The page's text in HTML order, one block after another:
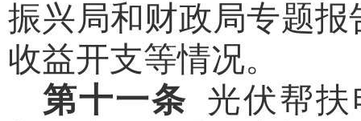
振兴局和财政局专题
收益开支等情况。
第十一条 光伏帮